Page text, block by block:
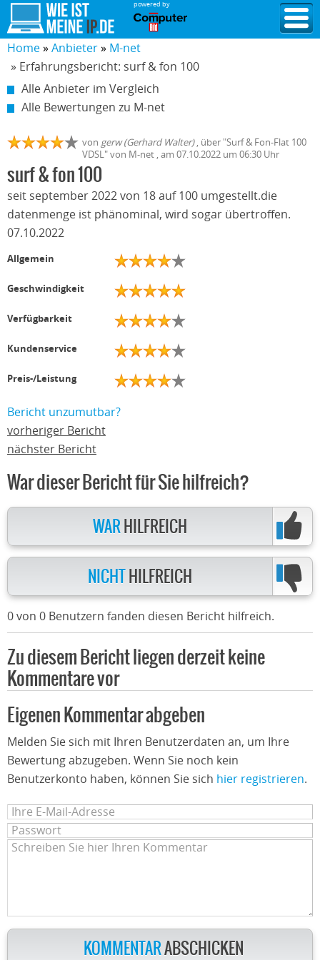
powered by
Home Anbieter
M-net
» Erfahrungsbericht: surf & fon 100
Alle Anbieter im Vergleich
Alle Bewertungen zu M-net
von gerw (Gerhard Walter), über "Surf & Fon-Flat 100
VDSL" von M-net , am 07.10.2022 um 06:30 Uhr
surf & fon 100
seit september 2022 von 18 auf 100 umgestellt.die
datenmenge ist phänominal, wird sogar übertroffen.
07.10.2022
Allgemein
Geschwindigkeit
Verfügbarkeit
Kundenservice
Preis-/Leistung
Bericht unzumutbar?
vorheriger Bericht
nächster Bericht
War dieser Bericht für Sie hilfreich?
WAR HILFREICH
NICHT HILFREICH
0 von 0 Benutzern fanden diesen Bericht hilfreich.
Zu diesem Bericht liegen derzeit keine
Kommentare vor
Eigenen Kommentar abgeben
Melden Sie sich mit Ihren Benutzerdaten an, um Ihre
Bewertung abzugeben. Wenn Sie noch kein
Benutzerkonto haben, können Sie sich hier registrieren.
KOMMENTARABSCHICKEN